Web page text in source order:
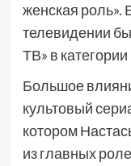
женская
телевидении
ТВ» в
Большое
культовый
котором
из главных